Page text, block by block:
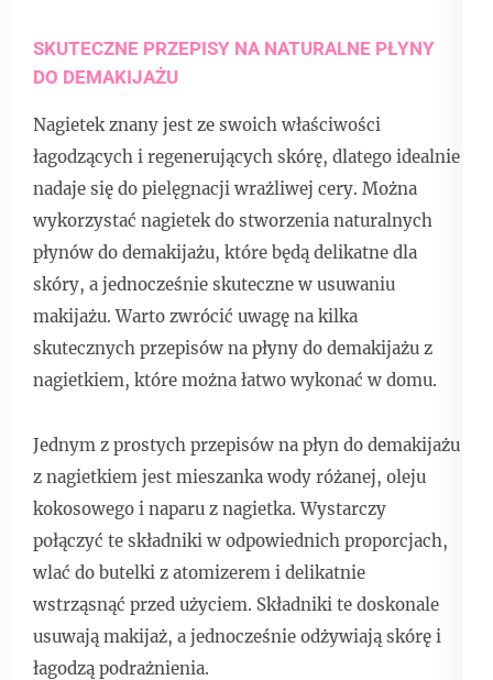
SKUTECZNE PRZEPISY NA NATURALNE PŁYNY
DO DEMAKIJAŻU
Nagietek znany jest ze swoich właściwości
łagodzących i regenerujących skórę, dlatego idealnie
nadaje się do pielęgnacji wrażliwej cery. Można
wykorzystać nagietek do stworzenia naturalnych
płynów do demakijażu, które będą delikatne dla
skóry, a jednocześnie skuteczne w usuwaniu
makijażu. Warto zwrócić uwagę na kilka
skutecznych przepisów na płyny do demakijażu z
nagietkiem, które można łatwo wykonać w domu.
Jednym z prostych przepisów na płyn do demakijażu
z nagietkiem jest mieszanka wody różanej, oleju
kokosowego i naparu z nagietka. Wystarczy
połączyć te składniki w odpowiednich proporcjach,
wlać do butelki z atomizerem i delikatnie
wstrząsnąć przed użyciem. Składniki te doskonale
usuwają makijaż, a jednocześnie odżywiają skórę i
łagodzą podrażnienia.